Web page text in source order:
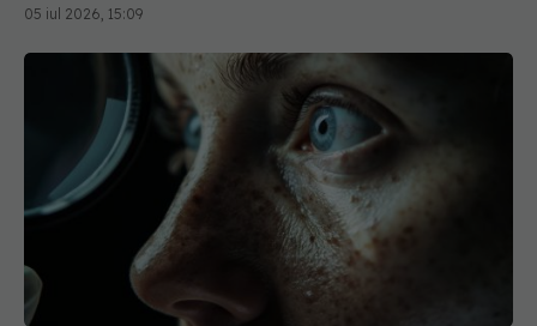
05 iul 2026, 15:09